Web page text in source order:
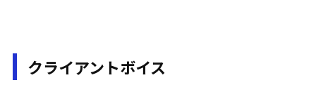
クライアントボイス